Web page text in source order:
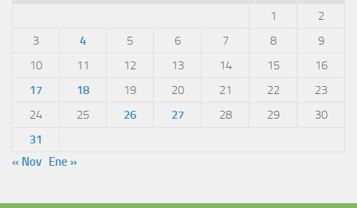
1
2
3
4 5 6 7 8
9
10
11 12 13 14 15
16
17
18 19 20 21 22
23
24
25 26 27 28 29
30
31
« Nov Ene »